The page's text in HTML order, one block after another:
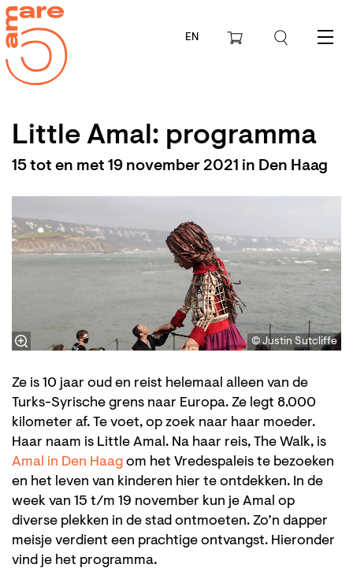
EN Menu
Little Amal: programma
15 tot en met 19 november 2021 in Den Haag
© Justin Sutcliffe
Ze is 10 jaar oud en reist helemaal alleen van de
Turks-Syrische grens naar Europa. Ze legt 8.000
kilometer af. Te voet, op zoek naar haar moeder.
Haar naam is Little Amal. Na haar reis, The Walk, is
Amal in Den Haag om het Vredespaleis te bezoeken
en het leven van kinderen hier te ontdekken. In de
week van 15 t/m 19 november kun je Amal op
diverse plekken in de stad ontmoeten. Zo’n dapper
meisje verdient een prachtige ontvangst. Hieronder
vind je het programma.